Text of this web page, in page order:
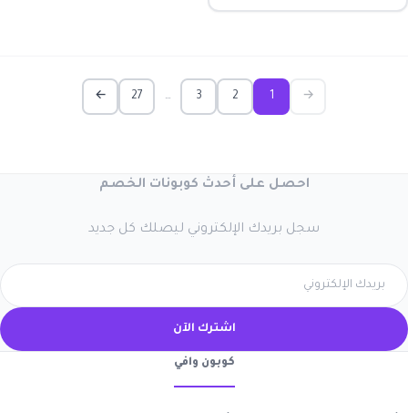
→
1
2
3
…
27
←
احصل على أحدث كوبونات الخصم
سجل بريدك الإلكتروني ليصلك كل جديد
اشترك الآن
كوبون وافي